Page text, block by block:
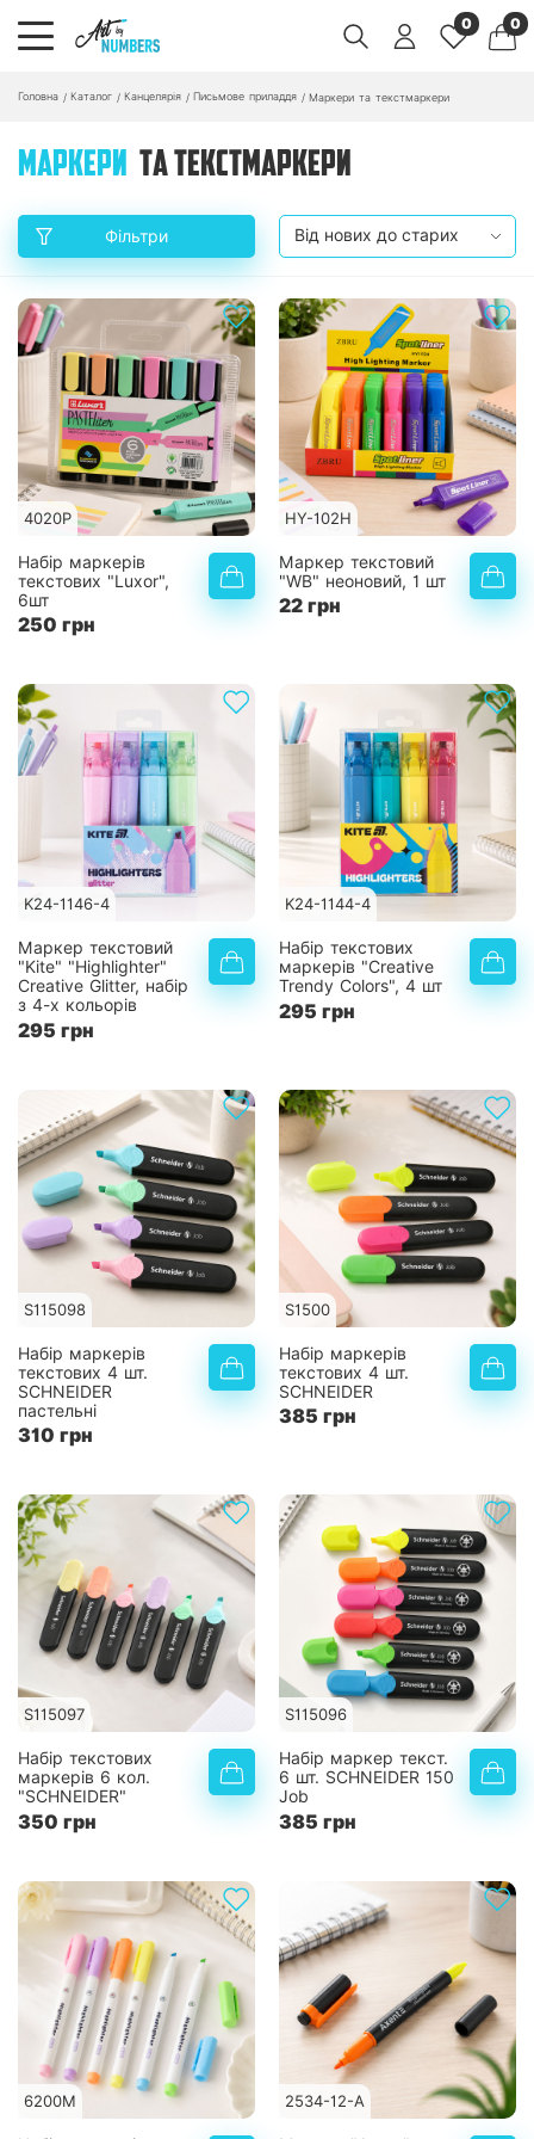
0 0
Головна / Каталог / Канцелярія / Письмове приладдя / Маркери та текстмаркери
МАРКЕРИ ТА ТЕКСТМАРКЕРИ
Фільтри
4020P
Набір маркерів
текстових "Luxor",
6шт
250 грн
HY-102H
Маркер текстовий
"WB" неоновий, 1 шт
22 грн
K24-1146-4
Маркер текстовий
"Kite" "Highlighter"
Creative Glitter, набір
з 4-х кольорів
295 грн
K24-1144-4
Набір текстових
маркерів "Creative
Trendy Colors", 4 шт
295 грн
S115098
Набір маркерів
текстових 4 шт.
SCHNEIDER
пастельні
310 грн
S1500
Набір маркерів
текстових 4 шт.
SCHNEIDER
385 грн
S115097
Набір текстових
маркерів 6 кол.
"SCHNEIDER"
350 грн
S115096
Набір маркер текст.
6 шт. SCHNEIDER 150
Job
385 грн
6200M 2534-12-A